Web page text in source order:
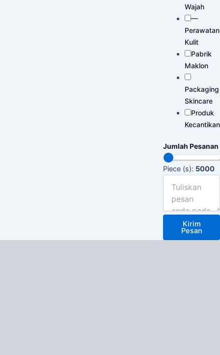
Wajah
—
Perawatan
Kulit
Pabrik
Maklon
Packaging
Skincare
Produk
Kecantikan
Jumlah Pesanan
Piece (s): 5000
Kirim
Pesan